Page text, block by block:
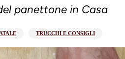
panettone in Casa
TRUCCHI E CONSIGLI